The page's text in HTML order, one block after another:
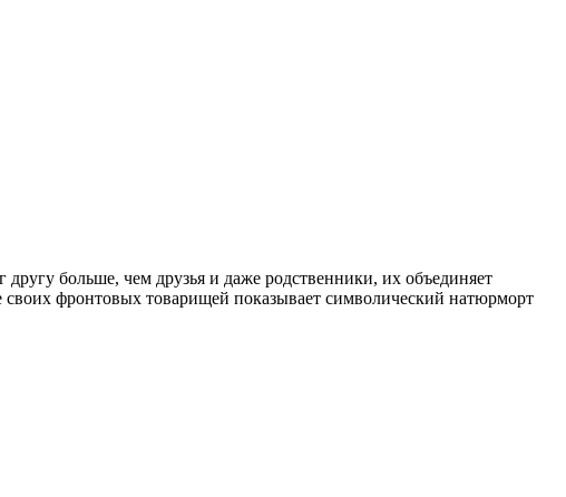
больше, чем друзья и даже родственники, их объединяет
фронтовых товарищей показывает символический натюрморт